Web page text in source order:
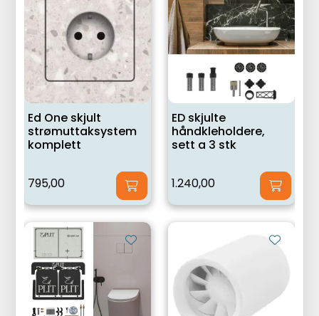
Ed One skjult
strømuttaksystem
komplett
795,00
ED skjulte
håndkleholdere,
sett a 3 stk
1.240,00